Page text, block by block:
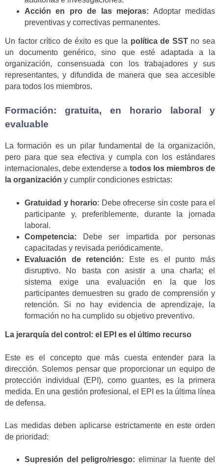
Acción en pro de las mejoras: Adoptar medidas
preventivas y correctivas permanentes.
Un factor crítico de éxito es que la política de SSTno sea
un documento genérico, sino que esté adaptada a la
organización, consensuada con los trabajadores y sus
representantes, y difundida de manera que sea accesible
para todos los miembros.
Formación: gratuita, en horario laboral y
evaluable
La formación es un pilar fundamental de la organización,
pero para que sea efectiva y cumpla con los estándares
internacionales, debe extenderse a todos los miembros de
la organización y cumplir condiciones estrictas:
Gratuidad y horario: Debe ofrecerse sin coste para el
participante y, preferiblemente, durante la jornada
laboral.
Competencia: Debe ser impartida por personas
capacitadas y revisada periódicamente.
Evaluación de retención: Este es el punto más
disruptivo. No basta con asistir a una charla; el
sistema exige una evaluación en la que los
participantes demuestren su grado de comprensión y
retención. Si no hay evidencia de aprendizaje, la
formación no ha cumplido su objetivo preventivo.
La jerarquía del control: el EPI es el último recurso
Este es el concepto que más cuesta entender para la
dirección. Solemos pensar que proporcionar un equipo de
protección individual (EPI), como guantes, es la primera
medida. En una gestión profesional, el EPI es la última línea
de defensa.
Las medidas deben aplicarse estrictamente en este orden
de prioridad:
Supresión del peligro/riesgo: eliminar la fuente del